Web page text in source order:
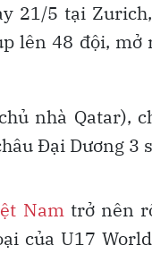
21/5 tại
lên 48 đội, mở
nhà Qatar),
Đại Dương 3
Namtrở nên
của U17